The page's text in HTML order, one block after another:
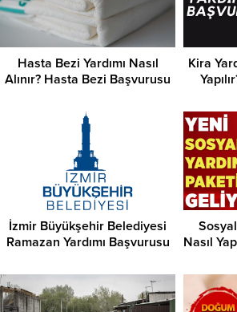
Hasta Bezi Yardımı Nasıl
Alınır? Hasta Bezi Başvurusu
Kira
İzmir Büyükşehir Belediyesi
Ramazan Yardımı Başvurusu
Nasıl